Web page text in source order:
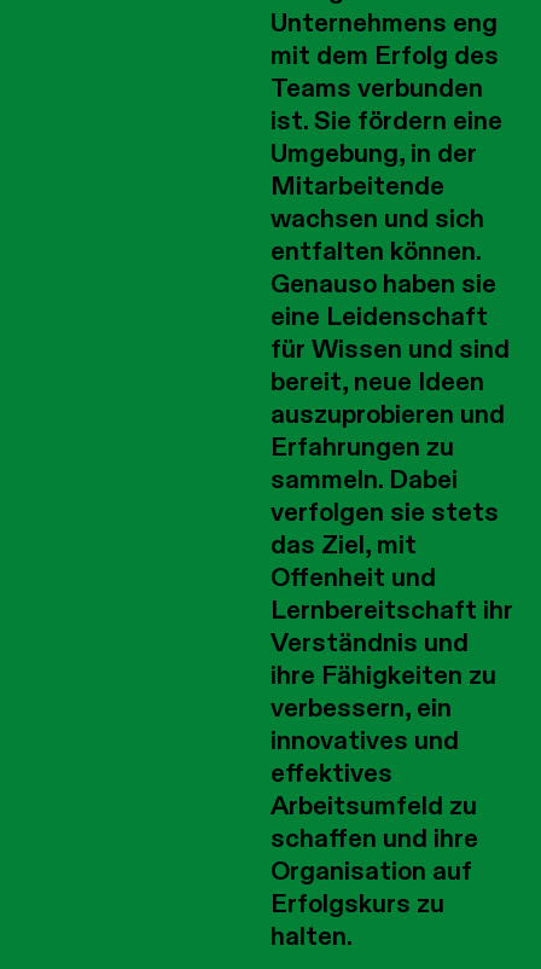
Unternehmens eng
mit dem Erfolg des
Teams verbunden
ist. Sie fördern eine
Umgebung, in der
Mitarbeitende
wachsen und sich
entfalten können.
Genauso haben sie
eine Leidenschaft
für Wissen und sind
bereit, neue Ideen
auszuprobieren und
Erfahrungen zu
sammeln. Dabei
verfolgen sie stets
das Ziel, mit
Offenheit und
Lernbereitschaft ihr
Verständnis und
ihre Fähigkeiten zu
verbessern, ein
innovatives und
effektives
Arbeitsumfeld zu
schaffen und ihre
Organisation auf
Erfolgskurs zu
halten.